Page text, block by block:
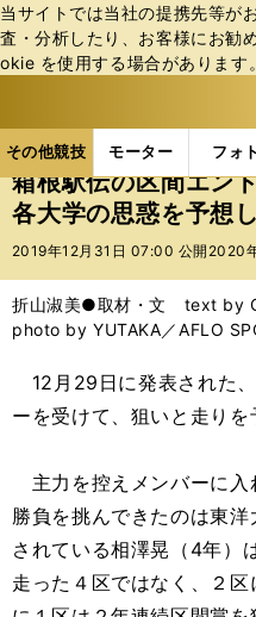
当サイトでは当社の提携先等が
査・分析したり、お客様にお勧
okie を使⽤する場合があります
その他競技 モーター フォト
ス
ポ
ル
バ
その他競技の記事一覧
箱根駅伝の区間エン
各大学の思惑を予想
2019年12月31日 07:00 公開 2020
折山淑美●取材・文 text by
photo by YUTAKA／AFLO
12月29日に発表された
ーを受けて、狙いと走りを
主力を控えメンバーに入
勝負を挑んできたのは東
されている相澤晃（4年）
走った４区ではなく、２